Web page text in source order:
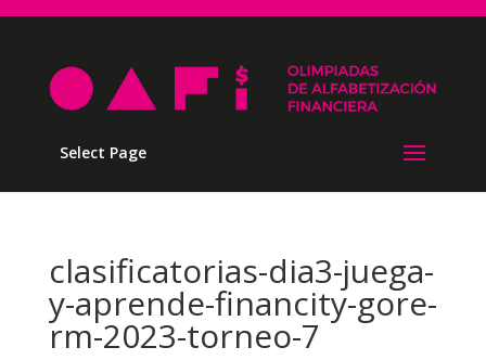
Select Page
clasificatorias-dia3-juega-
y-aprende-financity-gore-
rm-2023-torneo-7